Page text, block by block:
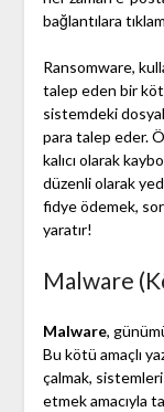
bağlantılara
Ransomware,
talep eden bir
sistemdeki
para talep eder.
kalıcı olarak
düzenli olarak
fidye ödemek,
yaratır!
Malware
Malware,
Bu kötü amaçlı
çalmak, sistemleri
etmek amacıyla